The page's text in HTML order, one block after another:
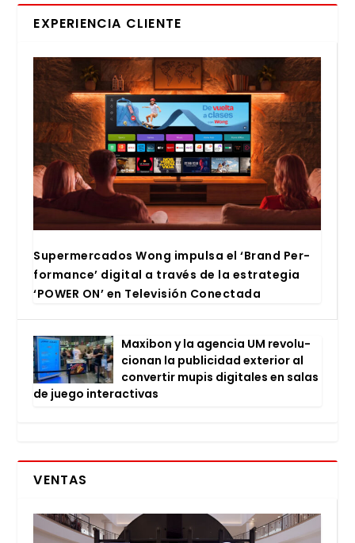
EXPERIENCIA CLIENTE
Super­mer­ca­dos Wong impul­sa el ‘Brand Per­
for­man­ce’ digi­tal a tra­vés de la estra­te­gia
‘POWER ON’ en Tele­vi­sión Conec­ta­da
Maxi­bon y la agen­cia UM revo­lu­
cio­nan la publi­ci­dad exte­rior al
con­ver­tir mupis digi­ta­les en salas
de jue­go inter­ac­ti­vas
VENTAS